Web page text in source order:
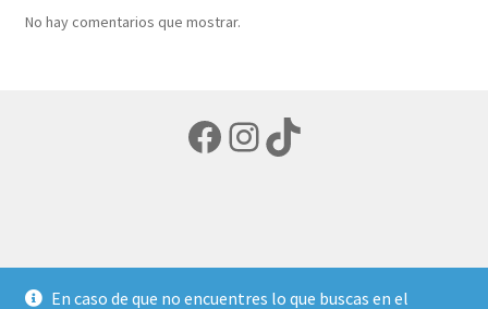
No hay comentarios que mostrar.
Facebook
Instagram
TikTok
En caso de que no encuentres lo que buscas en el